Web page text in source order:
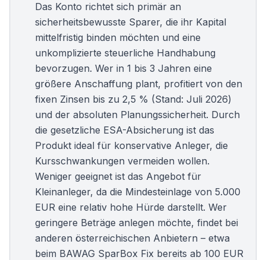
Das Konto richtet sich primär an
sicherheitsbewusste Sparer, die ihr Kapital
mittelfristig binden möchten und eine
unkomplizierte steuerliche Handhabung
bevorzugen. Wer in 1 bis 3 Jahren eine
größere Anschaffung plant, profitiert von den
fixen Zinsen bis zu 2,5 % (Stand: Juli 2026)
und der absoluten Planungssicherheit. Durch
die gesetzliche ESA-Absicherung ist das
Produkt ideal für konservative Anleger, die
Kursschwankungen vermeiden wollen.
Weniger geeignet ist das Angebot für
Kleinanleger, da die Mindesteinlage von 5.000
EUR eine relativ hohe Hürde darstellt. Wer
geringere Beträge anlegen möchte, findet bei
anderen österreichischen Anbietern – etwa
beim BAWAG SparBox Fix bereits ab 100 EUR